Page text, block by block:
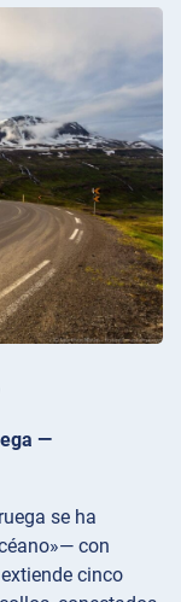
—
se ha
con
cinco